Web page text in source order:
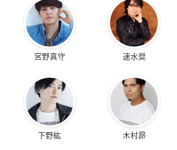
宮野真守 速水奨
下野紘 木村昴